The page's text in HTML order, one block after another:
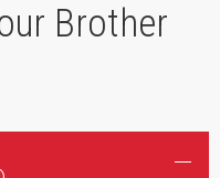
Brother